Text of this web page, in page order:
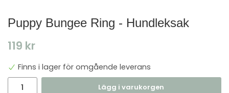
Puppy Bungee Ring - Hundleksak
119 kr
Finns i lager för omgående leverans
Lägg i varukorgen